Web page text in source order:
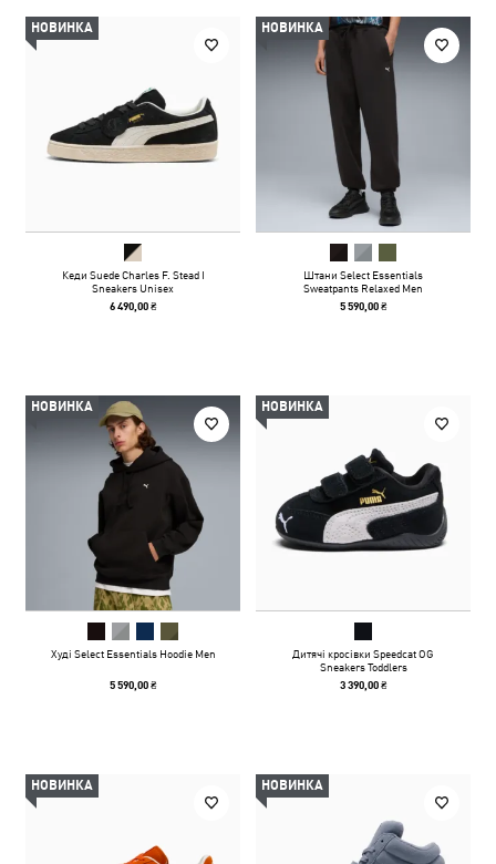
НОВИНКА
Кеди Suede Charles F. Stead I
Sneakers Unisex
6 490,00 ₴
НОВИНКА
Штани Select Essentials
Sweatpants Relaxed Men
5 590,00 ₴
НОВИНКА
Худі Select Essentials Hoodie Men
5 590,00 ₴
НОВИНКА
Дитячі кросівки Speedcat OG
Sneakers Toddlers
3 390,00 ₴
НОВИНКА НОВИНКА